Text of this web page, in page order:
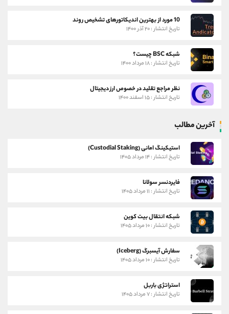
10 مورد از بهترین اندیکاتورهای تشخیص روند
تاریخ انتشار : ۲۰ آذر ۱۴۰۰
شبکه BSC چیست؟
تاریخ انتشار : ۱۸ مرداد ۱۴۰۰
نظر مراجع تقلید در خصوص ارز دیجیتال
تاریخ انتشار : ۱۵ اسفند ۱۴۰۰
آخرین مطالب
استیکینگ امانی (Custodial Staking)
تاریخ انتشار : ۱۴ مرداد ۱۴۰۵
فایردنسر سولانا
تاریخ انتشار : ۱۱ مرداد ۱۴۰۵
شبکه انتقال بیت کوین
تاریخ انتشار : ۱۰ مرداد ۱۴۰۵
سفارش آیسبرگ (Iceberg)
تاریخ انتشار : ۱۰ مرداد ۱۴۰۵
استراتژی باربل
تاریخ انتشار : ۷ مرداد ۱۴۰۵